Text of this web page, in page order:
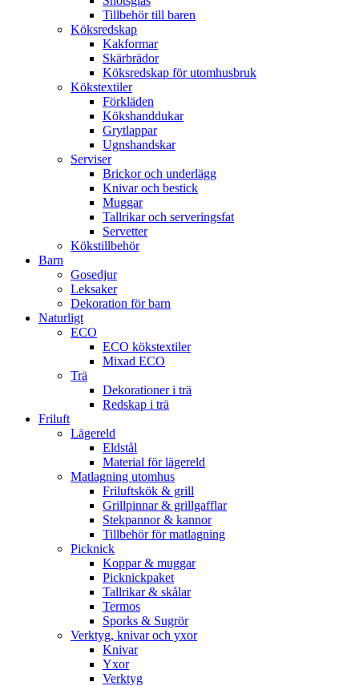
Tillbehör till baren
Köksredskap
Kakformar
Skärbrädor
Köksredskap för utomhusbruk
Kökstextiler
Förkläden
Kökshanddukar
Grytlappar
Ugnshandskar
Serviser
Brickor och underlägg
Knivar och bestick
Muggar
Tallrikar och serveringsfat
Servetter
Kökstillbehör
Barn
Gosedjur
Leksaker
Dekoration för barn
Naturligt
ECO
ECO kökstextiler
Mixad ECO
Trä
Dekorationer i trä
Redskap i trä
Friluft
Lägereld
Eldstål
Material för lägereld
Matlagning utomhus
Friluftskök & grill
Grillpinnar & grillgafflar
Stekpannor & kannor
Tillbehör för matlagning
Picknick
Koppar & muggar
Picknickpaket
Tallrikar & skålar
Termos
Sporks & Sugrör
Verktyg, knivar och yxor
Knivar
Yxor
Verktyg